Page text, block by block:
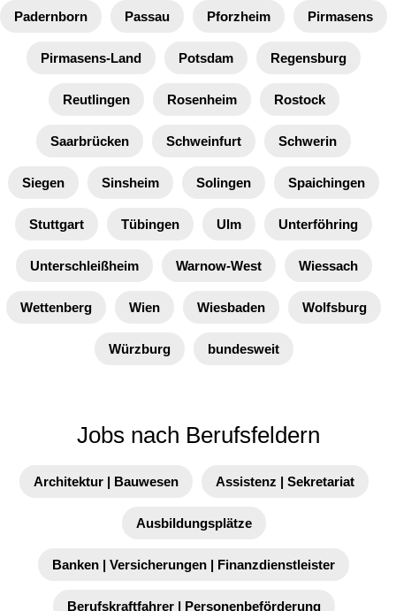
Padernborn Passau Pforzheim Pirmasens
Pirmasens-Land Potsdam Regensburg
Reutlingen Rosenheim Rostock
Saarbrücken Schweinfurt Schwerin
Siegen Sinsheim Solingen Spaichingen
Stuttgart Tübingen Ulm Unterföhring
Unterschleißheim Warnow-West Wiessach
Wettenberg Wien Wiesbaden Wolfsburg
Würzburg bundesweit
Jobs nach Berufsfeldern
Architektur | Bauwesen Assistenz | Sekretariat
Ausbildungsplätze
Banken | Versicherungen | Finanzdienstleister
Berufskraftfahrer | Personenbeförderung